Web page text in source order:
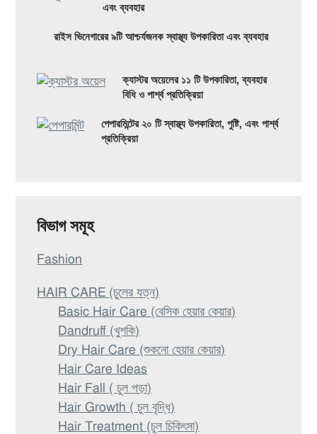
হবে
এবং ব্যবহার
রাইস ভিনেগারের ৯টি আশ্চর্যজনক স্বাস্থ্য উপকারিতা এবং ব্যবহার
ক্যাস্টর অয়েলের ১১ টি উপকারিতা, ব্যবহার
বিধি ও পার্শ্ব প্রতিক্রিয়া
পেপারমিন্টের ২০ টি স্বাস্থ্য উপকারিতা, পুষ্টি, এবং পার্শ্ব
প্রতিক্রিয়া
বিভাগ সমূহ
Fashion
HAIR CARE (চুলের যত্ন)
Basic Hair Care (বেসিক হেয়ার কেয়ার)
Dandruff (খুশকি)
Dry Hair Care (শুকনো হেয়ার কেয়ার)
Hair Care Ideas
Hair Fall ( চুল পড়া)
Hair Growth ( চুল বৃদ্ধি)
Hair Treatment (চুল চিকিৎসা)